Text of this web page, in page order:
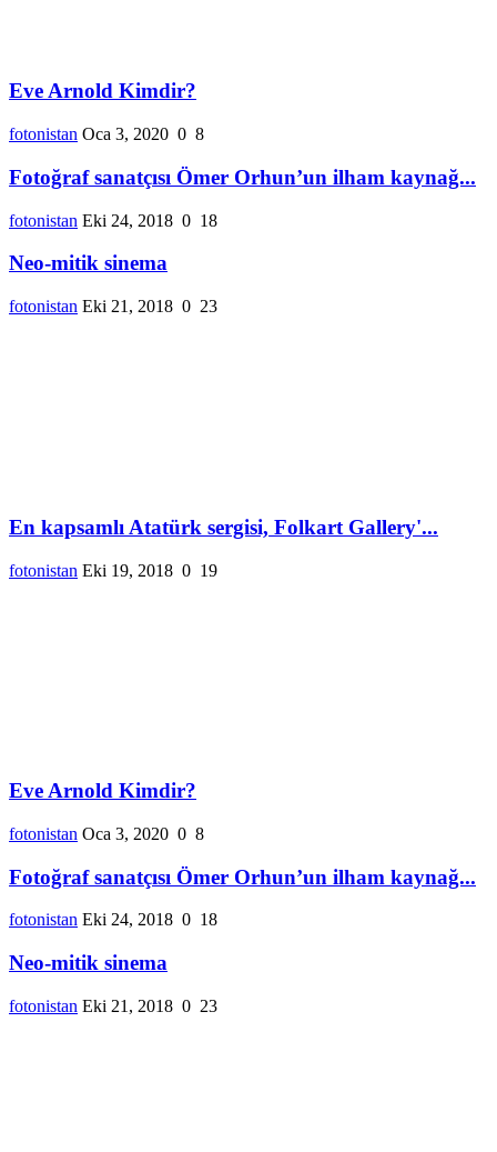
Eve Arnold Kimdir?
fotonistan Oca 3, 2020 0 8
Fotoğraf sanatçısı Ömer Orhun’un ilham kaynağ...
fotonistan Eki 24, 2018 0 18
Neo-mitik sinema
fotonistan Eki 21, 2018 0 23
En kapsamlı Atatürk sergisi, Folkart Gallery'...
fotonistan Eki 19, 2018 0 19
Eve Arnold Kimdir?
fotonistan Oca 3, 2020 0 8
Fotoğraf sanatçısı Ömer Orhun’un ilham kaynağ...
fotonistan Eki 24, 2018 0 18
Neo-mitik sinema
fotonistan Eki 21, 2018 0 23